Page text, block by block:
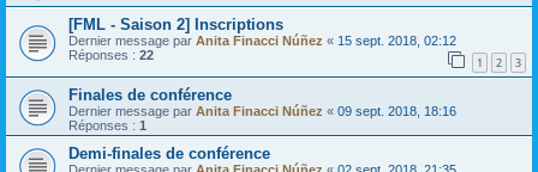
[FML - Saison 2] Inscriptions
Dernier message par Anita Finacci Núñez « 15 sept. 2018, 02:12
Réponses : 22 1 2 3
Finales de conférence
Dernier message par Anita Finacci Núñez « 09 sept. 2018, 18:16
Réponses : 1
Demi-finales de conférence